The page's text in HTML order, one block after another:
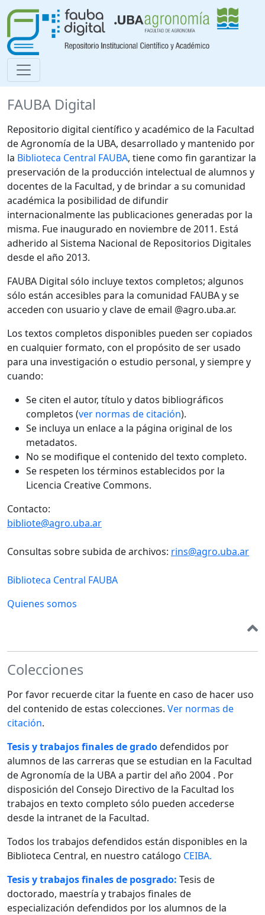
FAUBA Digital
Repositorio digital científico y académico de la Facultad
de Agronomía de la UBA, desarrollado y mantenido por
la Biblioteca Central FAUBA, tiene como fin garantizar la
preservación de la producción intelectual de alumnos y
docentes de la Facultad, y de brindar a su comunidad
académica la posibilidad de difundir
internacionalmente las publicaciones generadas por la
misma. Fue inaugurado en noviembre de 2011. Está
adherido al Sistema Nacional de Repositorios Digitales
desde el año 2013.
FAUBA Digital sólo incluye textos completos; algunos
sólo están accesibles para la comunidad FAUBA y se
acceden con usuario y clave de email @agro.uba.ar.
Los textos completos disponibles pueden ser copiados
en cualquier formato, con el propósito de ser usado
para una investigación o estudio personal, y siempre y
cuando:
Se citen el autor, título y datos bibliográficos
completos (ver normas de citación).
Se incluya un enlace a la página original de los
metadatos.
No se modifique el contenido del texto completo.
Se respeten los términos establecidos por la
Licencia Creative Commons.
Contacto:
bibliote@agro.uba.ar
Consultas sobre subida de archivos: rins@agro.uba.ar
Biblioteca Central FAUBA
Quienes somos
Colecciones
Por favor recuerde citar la fuente en caso de hacer uso
del contenido de estas colecciones. Ver normas de
citación.
Tesis y trabajos finales de gradodefendidos por
alumnos de las carreras que se estudian en la Facultad
de Agronomía de la UBA a partir del año 2004 . Por
disposición del Consejo Directivo de la Facultad los
trabajos en texto completo sólo pueden accederse
desde la intranet de la Facultad.
Todos los trabajos defendidos están disponibles en la
Biblioteca Central, en nuestro catálogo CEIBA.
Tesis y trabajos finales de posgrado: Tesis de
doctorado, maestría y trabajos finales de
especialización defendidos por los alumnos de la